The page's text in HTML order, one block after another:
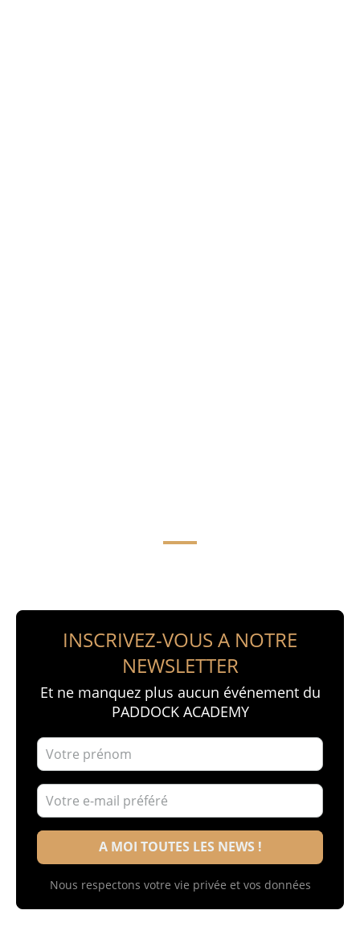
INSCRIVEZ-VOUS A NOTRE
NEWSLETTER
Et ne manquez plus aucun événement du
PADDOCK ACADEMY
Nous respectons votre vie privée et vos données